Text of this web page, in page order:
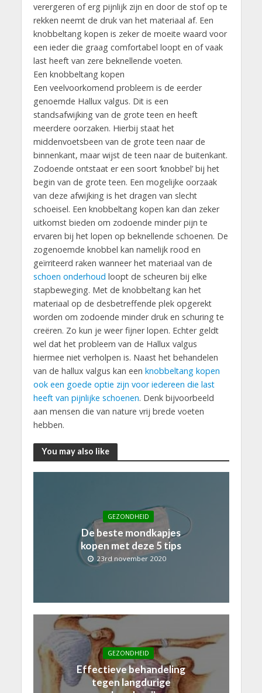
verergeren of erg pijnlijk zijn en door de stof op te
rekken neemt de druk van het materiaal af. Een
knobbeltang kopen is zeker de moeite waard voor
een ieder die graag comfortabel loopt en of vaak
last heeft van zere beknellende voeten.
Een knobbeltang kopen
Een veelvoorkomend probleem is de eerder
genoemde Hallux valgus. Dit is een
standsafwijking van de grote teen en heeft
meerdere oorzaken. Hierbij staat het
middenvoetsbeen van de grote teen naar de
binnenkant, maar wijst de teen naar de buitenkant.
Zodoende ontstaat er een soort ‘knobbel’ bij het
begin van de grote teen. Een mogelijke oorzaak
van deze afwijking is het dragen van slecht
schoeisel. Een knobbeltang kopen kan dan zeker
uitkomst bieden om zodoende minder pijn te
ervaren bij het lopen op beknellende schoenen. De
zogenoemde knobbel kan namelijk rood en
geïrriteerd raken wanneer het materiaal van de
schoen onderhoud loopt de scheuren bij elke
stapbeweging. Met de knobbeltang kan het
materiaal op de desbetreffende plek opgerekt
worden om zodoende minder druk en schuring te
creëren. Zo kun je weer fijner lopen. Echter geldt
wel dat het probleem van de Hallux valgus
hiermee niet verholpen is. Naast het behandelen
van de hallux valgus kan een knobbeltang kopen
ook een goede optie zijn voor iedereen die last
heeft van pijnlijke schoenen. Denk bijvoorbeeld
aan mensen die van nature vrij brede voeten
hebben.
You may also like
GEZONDHEID
De beste mondkapjes
kopen met deze 5 tips
23rd november 2020
GEZONDHEID
Effectieve behandeling
tegen langdurige